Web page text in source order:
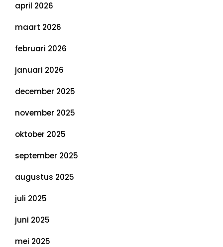
april 2026
maart 2026
februari 2026
januari 2026
december 2025
november 2025
oktober 2025
september 2025
augustus 2025
juli 2025
juni 2025
mei 2025